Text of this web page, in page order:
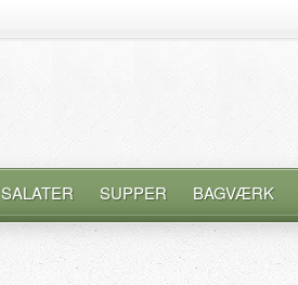
SALATER SUPPER BAGVÆRK